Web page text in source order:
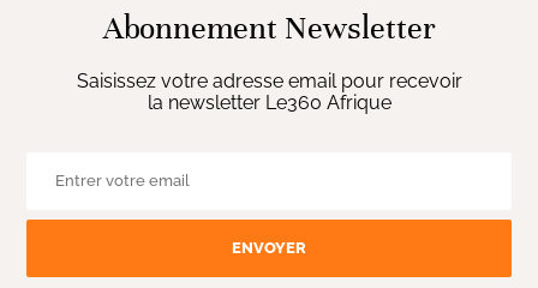
Abonnement Newsletter
Saisissez votre adresse email pour recevoir
la newsletter Le360 Afrique
ENVOYER